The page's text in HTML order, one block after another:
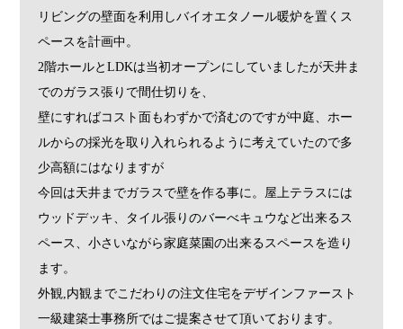
リビングの壁面を利用しバイオエタノール暖炉を置くス
ペースを計画中。
2階ホールとLDKは当初オープンにしていましたが天井ま
でのガラス張りで間仕切りを、
壁にすればコスト面もわずかで済むのですが中庭、ホー
ルからの採光を取り入れられるように考えていたので多
少高額にはなりますが
今回は天井までガラスで壁を作る事に。屋上テラスには
ウッドデッキ、タイル張りのバーべキュウなど出来るス
ペース、小さいながら家庭菜園の出来るスペースを造り
ます。
外観,内観までこだわりの注文住宅をデザインファースト
一級建築士事務所ではご提案させて頂いております。